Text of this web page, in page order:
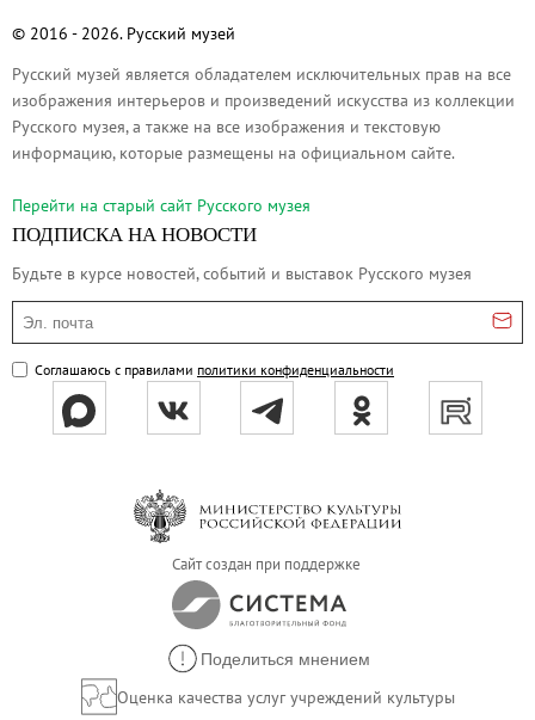
Постоянные экспозиции
Русское искусство первой половины
Древнерусское искусство ХII—XVII
Русское искусство XVIII века
Русское искусство второй половины
Русское народное искусство XVII-XXI
Будущие выставки
Выездные выставки
Садко
Михаил Нестеров
Архив выставок
Эпоха Императора Александра III и её
Архип Куинджи. Иллюзия света
Русская традиция
Наш авангард
Фёдор Васильев. К 175-летию со дня
Посетителям
Справочная информация
© 2016 - 2026. Русский музей
Русский музей является обладателем исключительных прав на все
изображения интерьеров и произведений искусства из коллекции
Русского музея, а также на все изображения и текстовую
информацию, которые размещены на официальном сайте.
Перейти на cтарый сайт Русского музея
ПОДПИСКА НА НОВОСТИ
Будьте в курсе новостей, событий и выставок Русского музея
Эл. почта
Соглашаюсь с правилами политики конфиденциальности
Сайт создан при поддержке
Поделиться мнением
Оценка качества услуг учреждений культуры